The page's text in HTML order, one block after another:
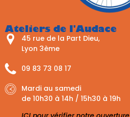
Ateliers de l'Audace
45 rue de la Part Dieu,
Lyon 3ème
09 83 73 08 17
Mardi au samedi
de 10h30 à 14h / 15h30 à 19h